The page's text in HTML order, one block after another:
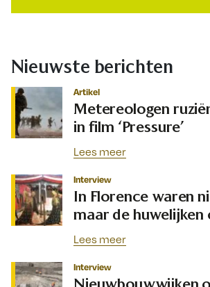
Nieuwste berichten
Artikel
Metereologen
in film ‘Pressure’
Lees meer
Interview
In Florence waren
maar de huwelijken
Lees meer
Interview